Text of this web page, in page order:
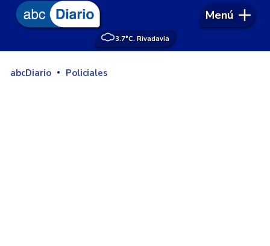
3.7°C. Rivadavia
Menú
abcDiario Policiales